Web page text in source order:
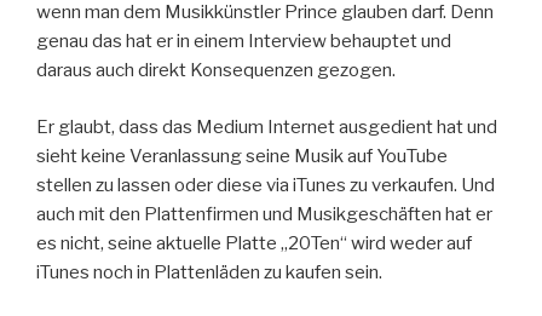
wenn man dem Musikkünstler Prince glauben darf. Denn
genau das hat er in einem Interview behauptet und
daraus auch direkt Konsequenzen gezogen.
Er glaubt, dass das Medium Internet ausgedient hat und
sieht keine Veranlassung seine Musik auf YouTube
stellen zu lassen oder diese via iTunes zu verkaufen. Und
auch mit den Plattenfirmen und Musikgeschäften hat er
es nicht, seine aktuelle Platte „20Ten“ wird weder auf
iTunes noch in Plattenläden zu kaufen sein.